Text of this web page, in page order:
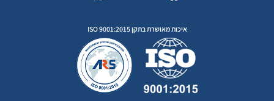
איכות מאושרת בתקן ISO 9001:2015